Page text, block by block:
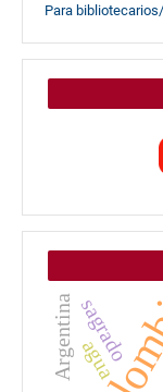
Para
sagrado
Argentinaagua